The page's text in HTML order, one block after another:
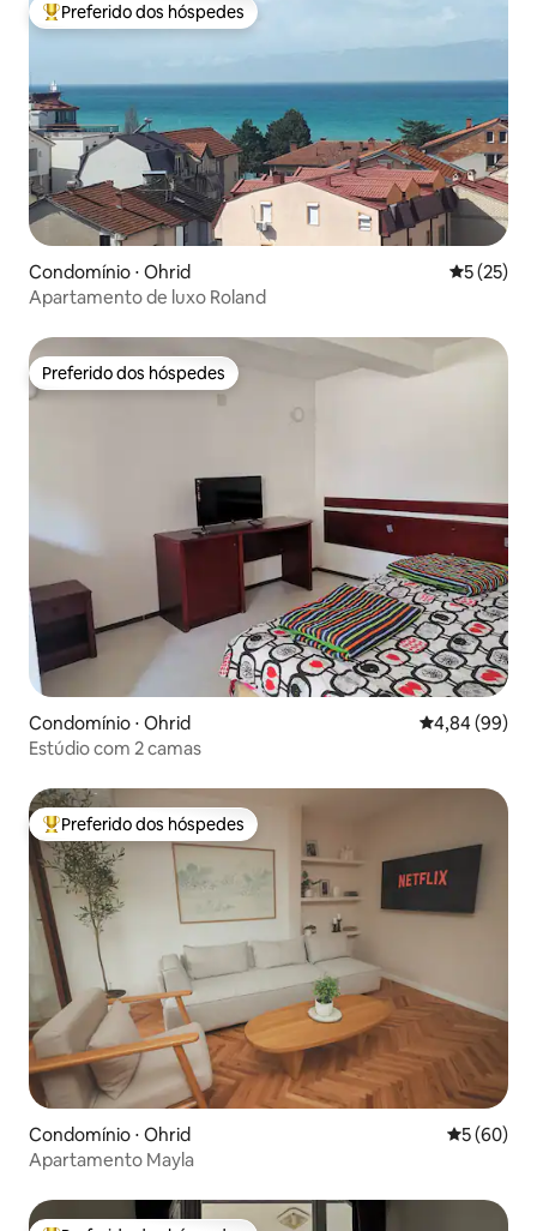
Entre os melhores preferidos dos hóspedes
Preferido dos hóspedes
Condomínio ⋅ Ohrid 5 de uma
5 (25)
Apartamento de luxo Roland
Preferido dos hóspedes
Preferido dos hóspedes
Condomínio ⋅ Ohrid 4,84 de uma
4,84 (99)
Estúdio com 2 camas
Entre os melhores preferidos dos hóspedes
Preferido dos hóspedes
Condomínio ⋅ Ohrid 5 de uma
5 (60)
Apartamento Mayla